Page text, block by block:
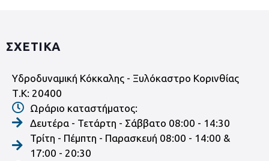
ΣΧΕΤΙΚΑ
Υδροδυναμική Κόκκαλης - Ξυλόκαστρο Κορινθίας
Τ.Κ: 20400
Ωράριο καταστήματος:
Δευτέρα - Τετάρτη - Σάββατο 08:00 - 14:30
Τρίτη - Πέμπτη - Παρασκευή 08:00 - 14:00 &
17:00 - 20:30